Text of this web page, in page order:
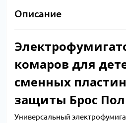
Описание
комаров для
сменных
защиты Брос
Универсальный